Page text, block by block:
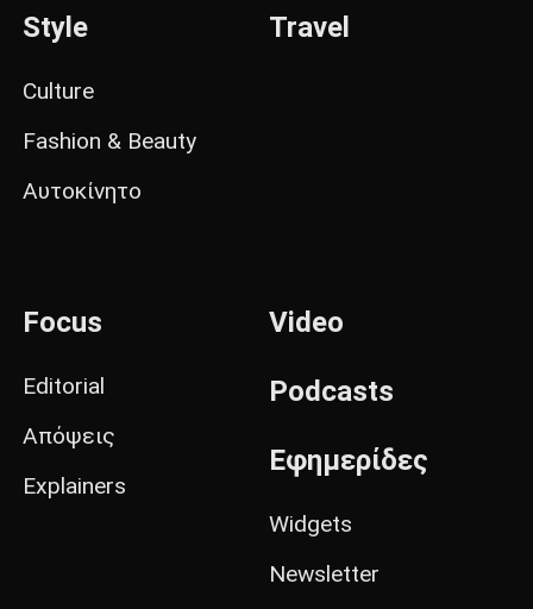
Style
Culture
Fashion & Beauty
Αυτοκίνητο
Travel
Focus
Editorial
Απόψεις
Explainers
Video
Podcasts
Εφημερίδες
Widgets
Newsletter